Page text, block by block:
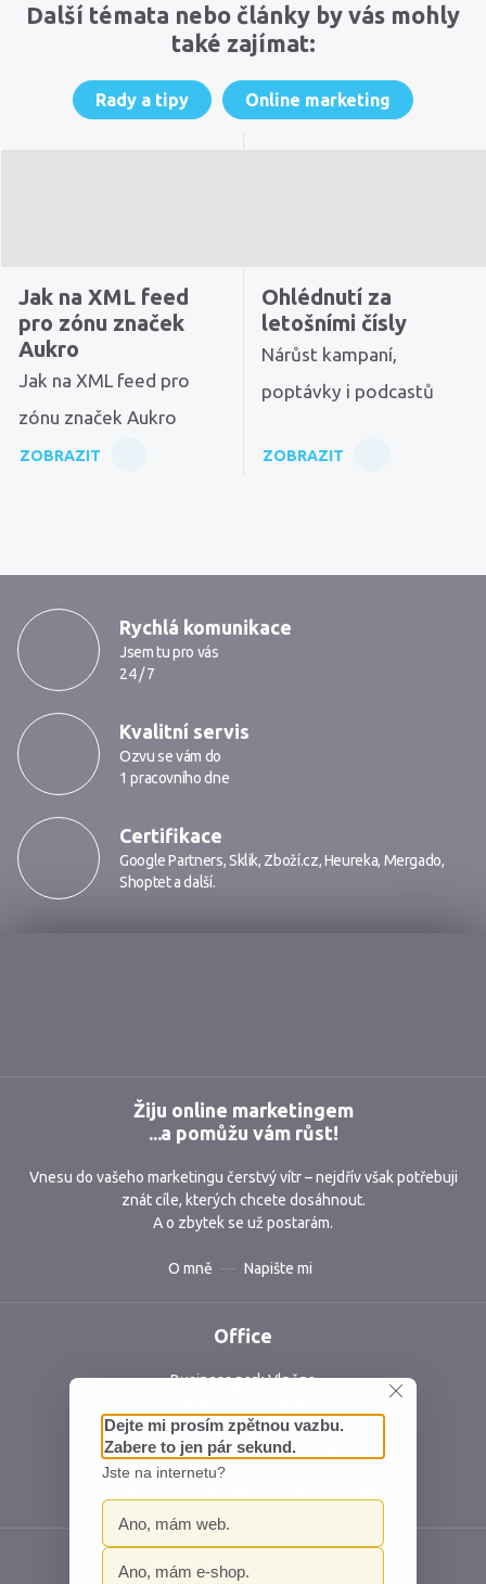
Další témata nebo články by vás mohly
také zajímat:
Rady a tipy Online marketing
Jak na XML feed
pro zónu značek
Aukro
Jak na XML feed pro
zónu značek Aukro
ZOBRAZIT
Ohlédnutí za
letošními čísly
Nárůst kampaní,
poptávky i podcastů
ZOBRAZIT
MarkMedia
Rychlá komunikace
Jsem tu pro vás
24 / 7
Kvalitní servis
Ozvu se vám do
1 pracovního dne
Certifikace
Google Partners,Sklik, Zboží.cz,Heureka, Mergado,
Shopteta další.
Žiju online marketingem
...a pomůžu vám růst!
Vnesu do vašeho marketingu čerstvý vítr – nejdřív však potřebuji
znát cíle, kterých chcete dosáhnout.
A o zbytek se už postarám.
O mně Napište mi
Office
Business park Vlněna
Česká republika
IČ: 06762409 DIČ: CZ06762409
Na stopě marketingu